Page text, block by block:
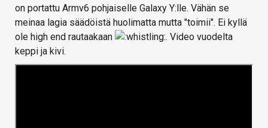
on portattu Armv6 pohjaiselle Galaxy Y:lle. Vähän se
meinaa lagia säädöistä huolimatta mutta "toimii". Ei kyllä
ole high end rautaakaan
. Video vuodelta
keppi ja kivi.